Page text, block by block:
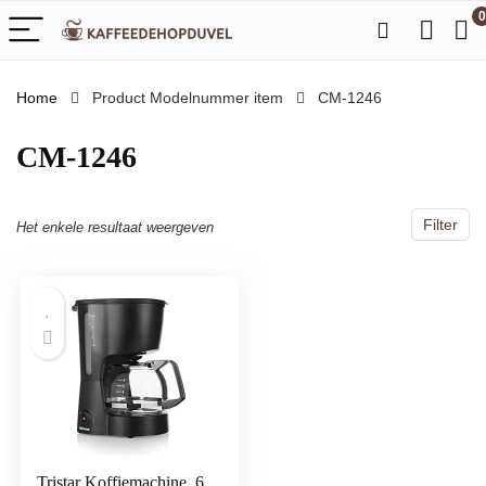
0
Home Product Modelnummer item ‎CM-1246
‎CM-1246
Filter
Het enkele resultaat weergeven
Tristar Koffiemachine, 6